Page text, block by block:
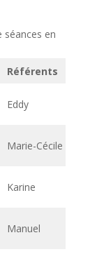
séances en
Référents
Eddy
Marie-Cécile
Karine
Manuel